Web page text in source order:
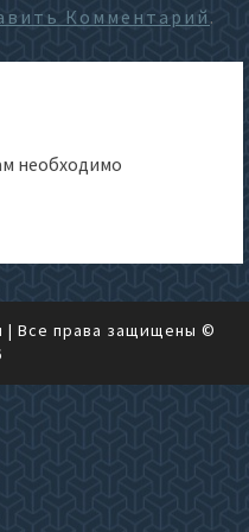
Комментарий .
необходимо
| Все права защищены ©